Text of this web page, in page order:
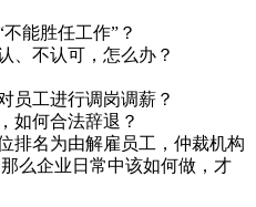
能胜任工作”？
、不认可，怎么办？
员工进行调岗调薪？
如何合法辞退？
名为由解雇员工，仲裁机构
么企业日常中该如何做，才